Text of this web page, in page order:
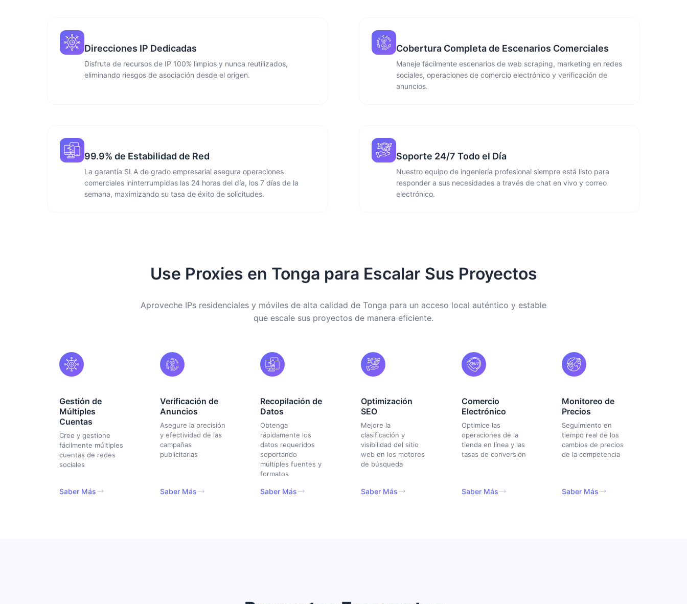
Direcciones IP Dedicadas
Disfrute de recursos de IP 100% limpios y nunca reutilizados,
eliminando riesgos de asociación desde el origen.
Cobertura Completa de Escenarios Comerciales
Maneje fácilmente escenarios de web scraping, marketing en redes
sociales, operaciones de comercio electrónico y verificación de
anuncios.
99.9% de Estabilidad de Red
La garantía SLA de grado empresarial asegura operaciones
comerciales ininterrumpidas las 24 horas del día, los 7 días de la
semana, maximizando su tasa de éxito de solicitudes.
Soporte 24/7 Todo el Día
Nuestro equipo de ingeniería profesional siempre está listo para
responder a sus necesidades a través de chat en vivo y correo
electrónico.
Use Proxies en Tonga para Escalar Sus Proyectos
Aproveche IPs residenciales y móviles de alta calidad de Tonga para un acceso local auténtico y estable
que escale sus proyectos de manera eficiente.
Gestión de
Múltiples
Cuentas
Cree y gestione
fácilmente múltiples
cuentas de redes
sociales
Saber Más
Verificación de
Anuncios
Asegure la precisión
y efectividad de las
campañas
publicitarias
Saber Más
Recopilación de
Datos
Obtenga
rápidamente los
datos requeridos
soportando
múltiples fuentes y
formatos
Saber Más
Optimización
SEO
Mejore la
clasificación y
visibilidad del sitio
web en los motores
de búsqueda
Saber Más
Comercio
Electrónico
Optimice las
operaciones de la
tienda en línea y las
tasas de conversión
Saber Más
Monitoreo de
Precios
Seguimiento en
tiempo real de los
cambios de precios
de la competencia
Saber Más